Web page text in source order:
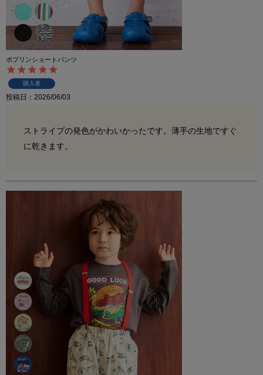
ポプリンショートパンツ
購入者
投稿日 2026/06/03
ストライプの発色がかわいかったです。薄手の生地ですぐ
に乾きます。